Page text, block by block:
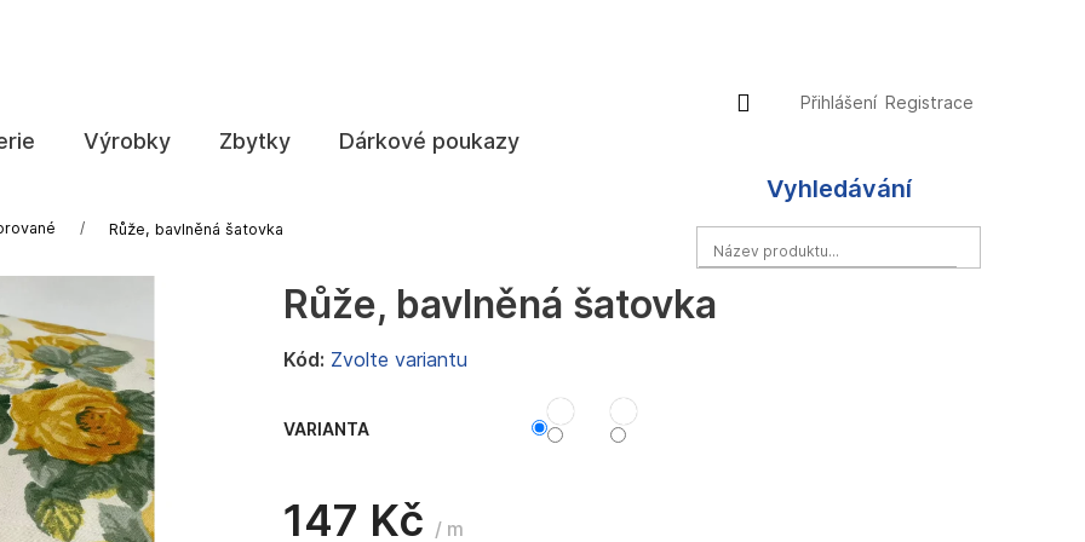
Výrobky Zbytky Dárkové poukazy
Přihlášení
Přihlášení Registrace
Vyhledávání
Růže, bavlněná šatovka
Růže, bavlněná šatovka
Kód: Zvolte variantu
VARIANTA
147 Kč / m
Co potřebujete najít?
Doporučujeme